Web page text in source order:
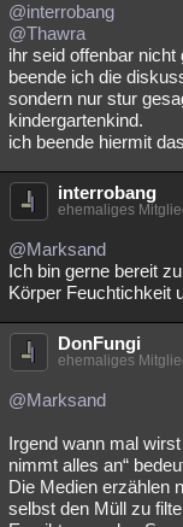
@interrobang
@Thawra
ihr seid offenbar
beende ich die
sondern nur stur
kindergartenkind.
ich beende hiermit
interrobang
ehemaliges
@Marksand
Ich bin gerne bereit
Körper Feuchtichkeit
DonFungi
ehemaliges
@Marksand
Irgend wann mal
nimmt alles an“
Die Medien erzählen
selbst den Müll zu